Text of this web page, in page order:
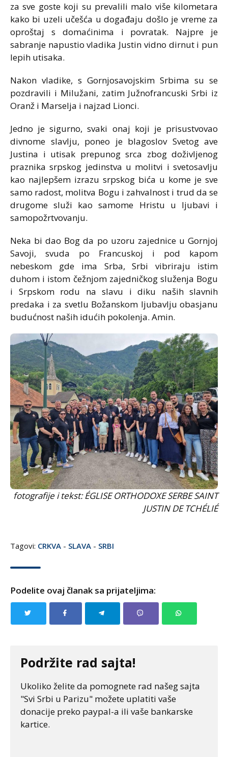
za sve goste koji su prevalili malo više kilometara
kako bi uzeli učešća u događaju došlo je vreme za
oproštaj s domaćinima i povratak. Najpre je
sabranje napustio vladika Justin vidno dirnut i pun
lepih utisaka.
Nakon vladike, s Gornjosavojskim Srbima su se
pozdravili i Milužani, zatim Južnofrancuski Srbi iz
Oranž i Marselja i najzad Lionci.
Jedno je sigurno, svaki onaj koji je prisustvovao
divnome slavlju, poneo je blagoslov Svetog ave
Justina i utisak prepunog srca zbog doživljenog
praznika srpskog jedinstva u molitvi i svetosavlju
kao najlepšem izrazu srpskog bića u kome je sve
samo radost, molitva Bogu i zahvalnost i trud da se
drugome služi kao samome Hristu u ljubavi i
samopožrtvovanju.
Neka bi dao Bog da po uzoru zajednice u Gornjoj
Savoji, svuda po Francuskoj i pod kapom
nebeskom gde ima Srba, Srbi vibriraju istim
duhom i istom čežnjom zajedničkog služenja Bogu
i Srpskom rodu na slavu i diku naših slavnih
predaka i za svetlu Božanskom ljubavlju obasjanu
budućnost naših idućih pokolenja. Amin.
fotografije i tekst: ÉGLISE ORTHODOXE SERBE SAINT
JUSTIN DE TCHÉLIÉ
Tagovi: CRKVA - SLAVA - SRBI
Podelite ovaj članak sa prijateljima:
Podržite rad sajta!
Ukoliko želite da pomognete rad našeg sajta
"Svi Srbi u Parizu" možete uplatiti vaše
donacije preko paypal-a ili vaše bankarske
kartice.